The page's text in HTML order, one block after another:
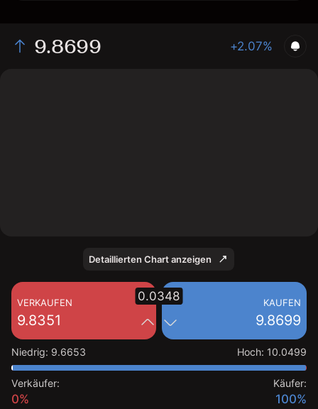
9.8699 +2.07%
Detaillierten Chart anzeigen
VERKAUFEN
9.8351
KAUFEN
9.8699
0.0348
Niedrig: 9.6653 Hoch: 10.0499
Verkäufer:
0%
Käufer:
100%